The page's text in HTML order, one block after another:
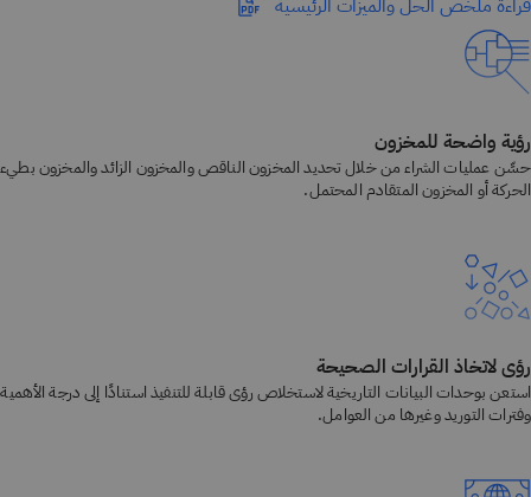
رؤية واضحة للمخزون
حسِّن عمليات الشراء من خلال تحديد المخزون الناقص والمخزون الزائد والمخزون بطيء
الحركة أو المخزون المتقادم المحتمل.
رؤى لاتخاذ القرارات الصحيحة
استعن بوحدات البيانات التاريخية لاستخلاص رؤى قابلة للتنفيذ استنادًا إلى درجة الأهمية
وفترات التوريد وغيرها من العوامل.